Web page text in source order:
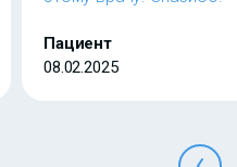
Пациент
08.02.2025